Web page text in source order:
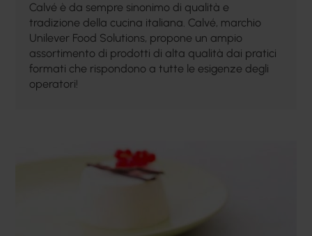
Calvé è da sempre sinonimo di qualità e
tradizione della cucina italiana. Calvé, marchio
Unilever Food Solutions, propone un ampio
assortimento di prodotti di alta qualità dai pratici
formati che rispondono a tutte le esigenze degli
operatori!